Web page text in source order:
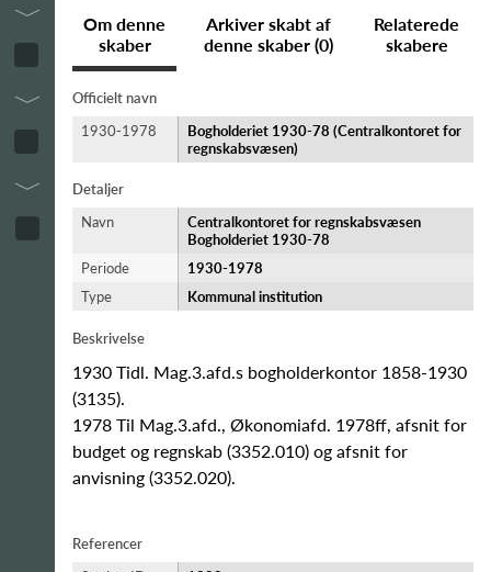
Om denne
skaber
Arkiver skabt af
denne skaber (0)
Relaterede
skabere
Officielt navn
1930-1978
Bogholderiet 1930-78 (Centralkontoret for
regnskabsvæsen)
Detaljer
Navn
Centralkontoret for regnskabsvæsen
Bogholderiet 1930-78
Periode
1930-​1978
Type
Kommunal institution
Beskrivelse
1930 Tidl. Mag.3.afd.s bogholderkontor 1858-1930
(3135).
1978 Til Mag.3.afd., Økonomiafd. 1978ff, afsnit for
budget og regnskab (3352.010) og afsnit for
anvisning (3352.020).
Referencer